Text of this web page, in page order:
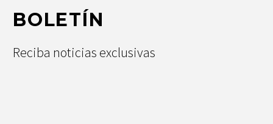
BOLETÍN
Reciba noticias exclusivas